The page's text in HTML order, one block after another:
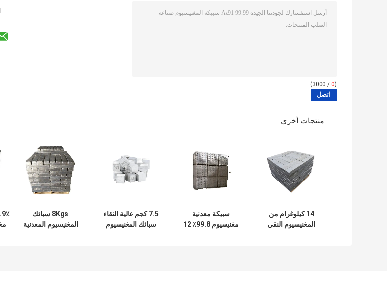
(
0
/ 3000)
منتجات أخرى
14 كيلوغرام من
المغنيسيوم النقي
سبيكة معدنية
مغنيسيوم 99.8٪ 12
7.5 كجم عالية النقاء
سبائك المغنيسيوم
8Kgs سبائك
المغنيسيوم المعدنية